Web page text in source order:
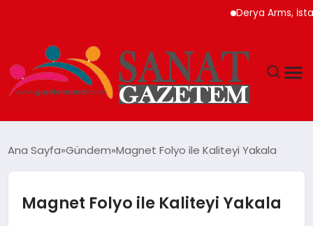
Derya Arms,
TEKNOLOJI
SIYASET
Ana Sayfa Gündem Magnet Folyo ile Kaliteyi Yakala
Magnet Folyo ile Kaliteyi Yakala